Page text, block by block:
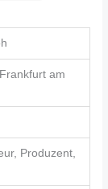
am
Produzent,